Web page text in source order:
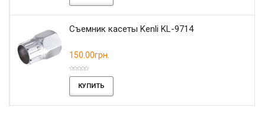
Съемник касеты Kenli KL-9714
150.00грн.
КУПИТЬ